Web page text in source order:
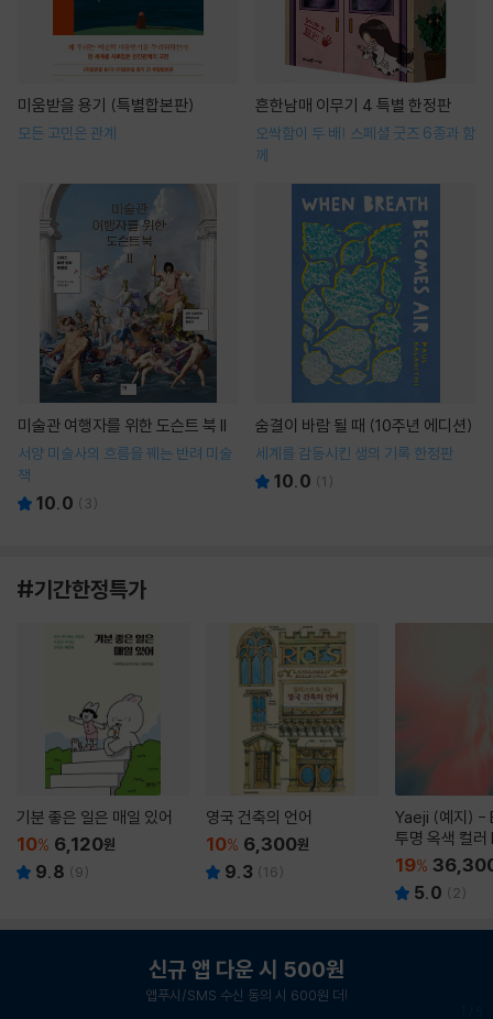
미움받을 용기 (특별합본판)
모든 고민은 관계
흔한남매 이무기 4 특별 한정판
오싹함이 두 배! 스페셜 굿즈 6종과 함
께
미술관 여행자를 위한 도슨트 북 II
서양 미술사의 흐름을 꿰는 반려 미술
책
10.0 ( 3)
숨결이 바람 될 때 (10주년 에디션)
세계를 감동시킨 생의 기록 한정판
10.0 (1 )
#기간한정특가
기분 좋은 일은 매일 있어
10% 6,120원
9.8 (9)
영국 건축의 언어
10% 6,300원
9.3 (16)
Yaeji (예지) -
투명 옥색 컬
19%
5.0 ( 2)
신규 앱 다운 시 500원
앱푸시/SMS 수신 동의 시 600원 더!